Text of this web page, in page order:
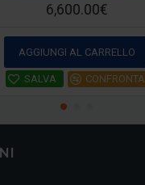
6,600.00€
AGGIUNGI AL CARRELLO
SALVA CONFRONTA